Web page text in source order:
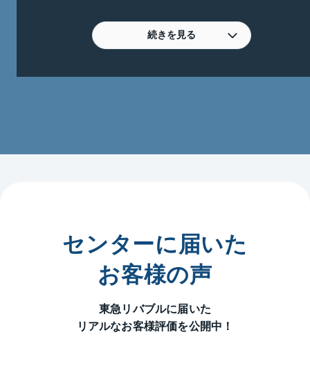
☟【こんなご相談お待ちしています！】☟
〜住み替え〜
〜査定〜
・売った後も住み続けられるのかしら？
〜投資用不動産〜
・投資用物件を探したい。
〜有効活用〜
弊社では、業界先駆けとなる中古住宅の検査・保証
続きを見る
センターに届いた
お客様の声
東急リバブルに届いた
リアルなお客様評価を公開中！